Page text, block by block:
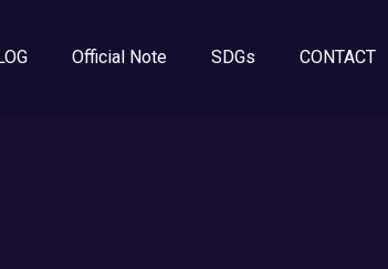
Official Note SDGs CONTACT